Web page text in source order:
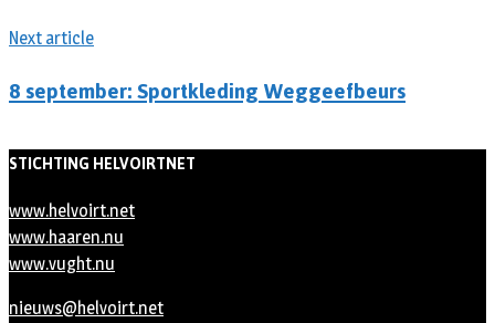
Next article
8 september: Sportkleding Weggeefbeurs
STICHTING HELVOIRTNET
www.helvoirt.net
www.haaren.nu
www.vught.nu
nieuws@helvoirt.net